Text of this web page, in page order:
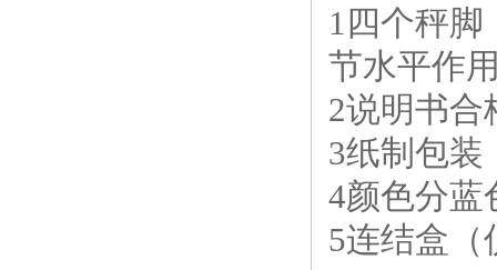
1四个秤
节水平作
2说明书合
3纸制包装
4颜色分蓝
5连结盒（